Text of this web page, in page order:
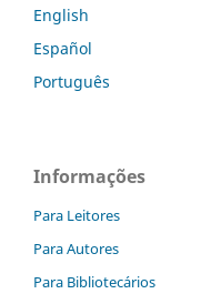
English
Español
Português
Informações
Para Leitores
Para Autores
Para Bibliotecários